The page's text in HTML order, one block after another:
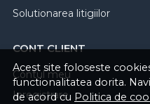
Acest site foloseste
functionalitatea dorita.
de acord cu Politica de
Solutionarea litigiilor
CONT CLIENT
Contul meu
Inregistrare